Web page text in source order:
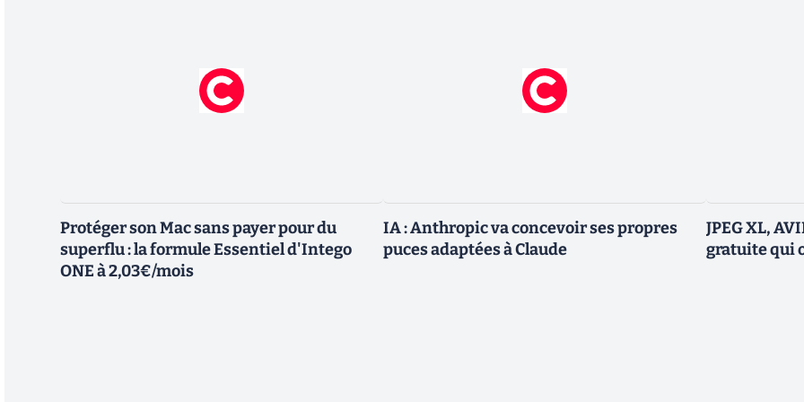
Protéger son Mac sans payer pour du
superflu : la formule Essentiel d'Intego
ONE à 2,03€/mois
IA : Anthropic va concevoir ses propres
puces adaptées à Claude
JPEG XL,
gratuite qui